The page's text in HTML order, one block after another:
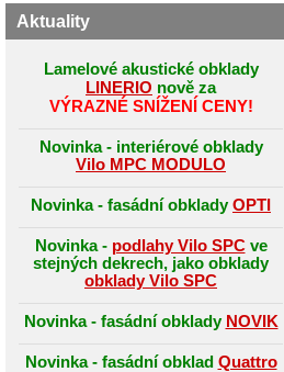
Aktuality
Lamelové akustické obklady
LINERIO nově za
VÝRAZNÉ SNÍŽENÍ CENY!
Novinka - interiérové obklady
Vilo MPC MODULO
Novinka - fasádní obklady OPTI
Novinka - podlahy Vilo SPCve
stejných dekrech, jako obklady
obklady Vilo SPC
Novinka - fasádní obklady NOVIK
Novinka - fasádní obklad Quattro